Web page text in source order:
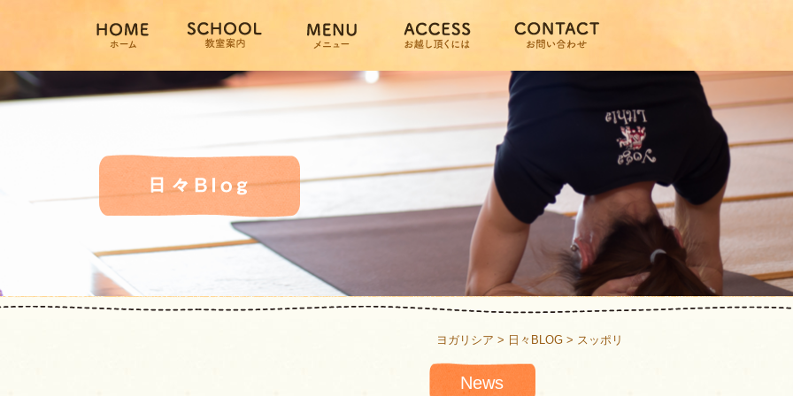
ヨガリシア > 日々BLOG > スッポリ
News